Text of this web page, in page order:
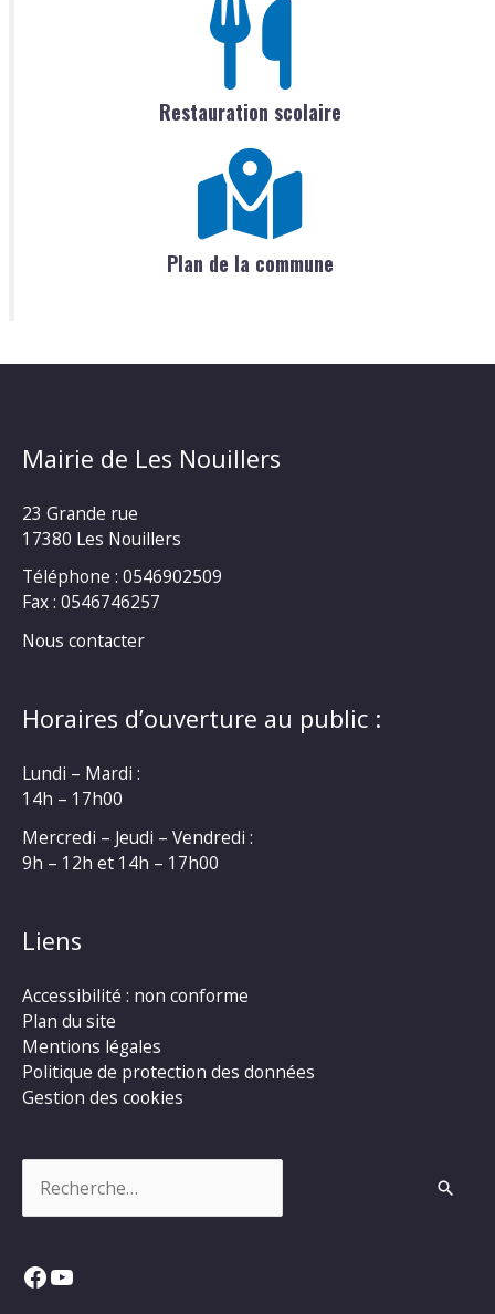
Restauration scolaire
Plan de la commune
Mairie de Les Nouillers
23 Grande rue
17380 Les Nouillers
Téléphone : 0546902509
Fax : 0546746257
Nous contacter
Horaires d’ouverture au public :
Lundi – Mardi :
14h – 17h00
Mercredi – Jeudi – Vendredi :
9h – 12h et 14h – 17h00
Liens
Accessibilité : non conforme
Plan du site
Mentions légales
Politique de protection des données
Gestion des cookies
Facebook
YouTube